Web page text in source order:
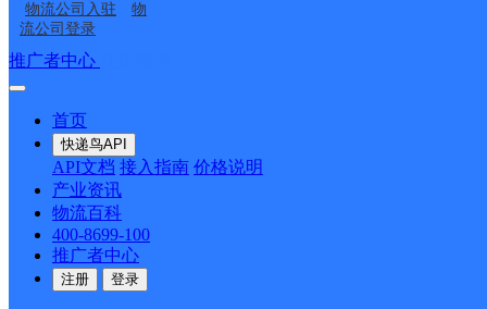
物流公司入驻
物
流公司登录
推广者中心
首页
快递鸟API
API文档 接入指南 价格说明
产业资讯
物流百科
400-8699-100
推广者中心
注册 登录
UH厦门海沧生活区
优速快递 更多号码
派送范围:厦门海沧保税港区,嵩屿街道,海沧街道
UH厦门后溪组团C
优速快递 更多号码地址：长乐路350号7094室
派送范围:-详情
厦门杏林分部
优速快递 更多号码